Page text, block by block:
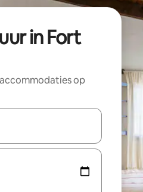
in Fort
op
zijn, maak je een keuze